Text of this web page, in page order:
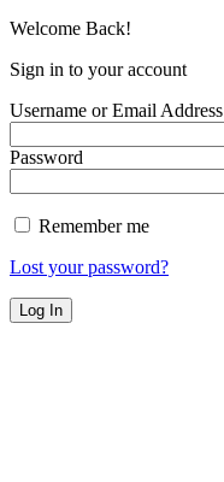
Welcome Back!
Sign in to your account
Username or Email Address
Password
Remember me
Lost your password?